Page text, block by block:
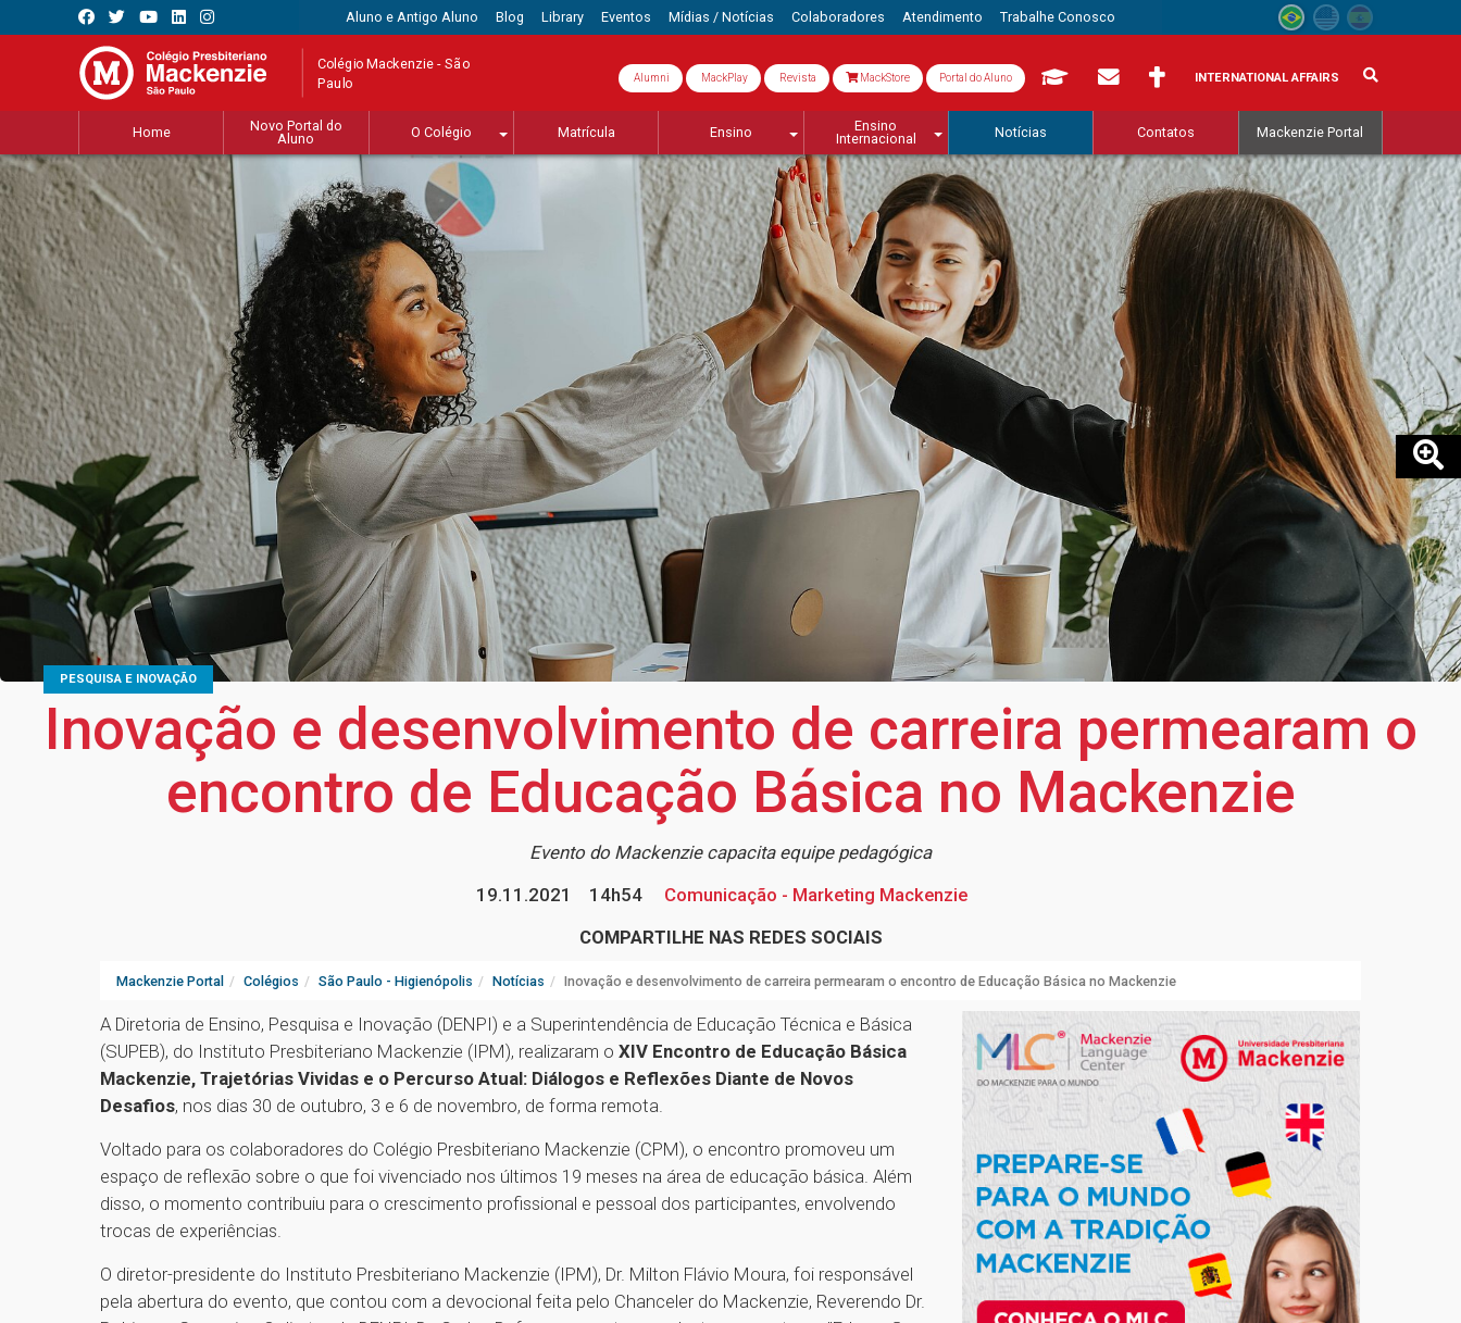
Aluno e Antigo Aluno Blog Library Eventos Mídias / Notícias Colaboradores Atendimento Trabalhe Conosco
Colégio Mackenzie - São
Paulo Alumni MackPlay Revista MackStore Portal do Aluno INTERNATIONAL AFFAIRS
Home
Novo Portal do
Aluno
O Colégio Matrícula Ensino
Ensino
Internacional
Notícias Contatos Mackenzie Portal
PESQUISA E INOVAÇÃO
Inovação e desenvolvimento de carreira permearam o
encontro de Educação Básica no Mackenzie
Evento do Mackenzie capacita equipe pedagógica
19.11.2021
14h54
Comunicação - Marketing Mackenzie
COMPARTILHE NAS REDES SOCIAIS
Mackenzie Portal Colégios São Paulo - Higienópolis Notícias Inovação e desenvolvimento de carreira permearam o encontro de Educação Básica no Mackenzie
A Diretoria de Ensino, Pesquisa e Inovação (DENPI) e a Superintendência de Educação Técnica e Básica
(SUPEB), do Instituto Presbiteriano Mackenzie (IPM), realizaram o XIV Encontro de Educação Básica
Mackenzie, Trajetórias Vividas e o Percurso Atual: Diálogos e Reflexões Diante de Novos
Desafios, nos dias 30 de outubro, 3 e 6 de novembro, de forma remota.
Voltado para os colaboradores do Colégio Presbiteriano Mackenzie (CPM), o encontro promoveu um
espaço de reflexão sobre o que foi vivenciado nos últimos 19 meses na área de educação básica. Além
disso, o momento contribuiu para o crescimento profissional e pessoal dos participantes, envolvendo
trocas de experiências.
O diretor-presidente do Instituto Presbiteriano Mackenzie (IPM), Dr. Milton Flávio Moura, foi responsável
pela abertura do evento, que contou com a devocional feita pelo Chanceler do Mackenzie, Reverendo Dr.